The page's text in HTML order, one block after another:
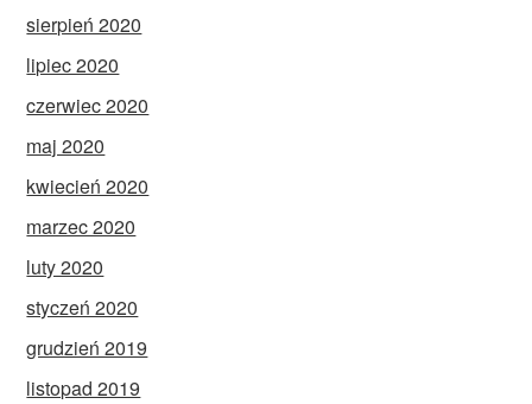
sierpień 2020
lipiec 2020
czerwiec 2020
maj 2020
kwiecień 2020
marzec 2020
luty 2020
styczeń 2020
grudzień 2019
listopad 2019